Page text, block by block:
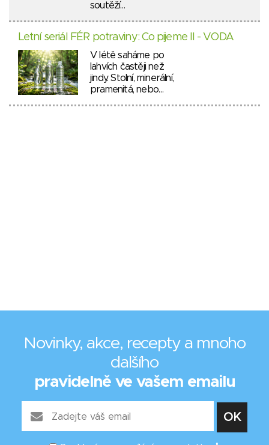
soutěží…
Letní seriál FÉR potraviny: Co pijeme II - VODA
V létě saháme po
lahvích častěji než
jindy. Stolní, minerální,
pramenitá, nebo…
Novinky, akce, recepty a mnoho
dalšího
pravidelně ve vašem emailu